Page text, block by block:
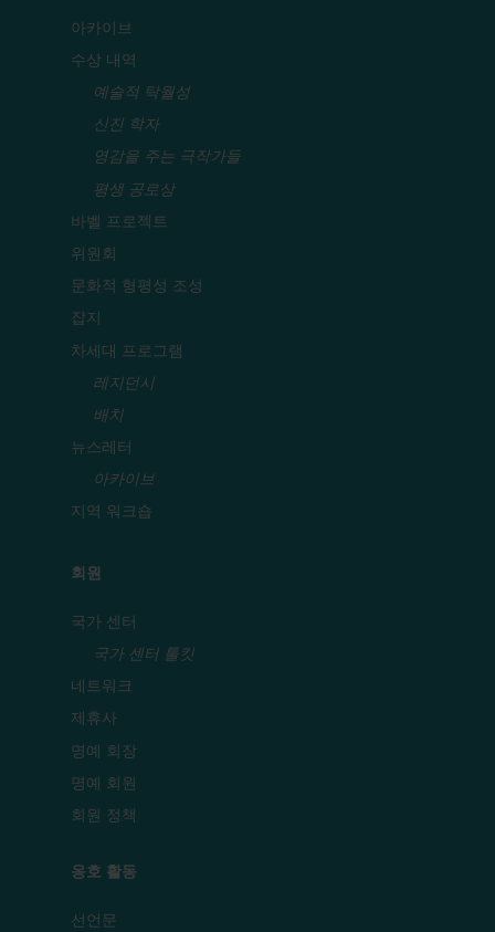
아카이브
수상 내역
예술적 탁월성
신진 학자
영감을 주는 극작가들
평생 공로상
바벨 프로젝트
위원회
문화적 형평성 조성
잡지
차세대 프로그램
레지던시
배치
뉴스레터
아카이브
지역 워크숍
회원
국가 센터
국가 센터 툴킷
네트워크
제휴사
명예 회장
명예 회원
회원 정책
옹호 활동
선언문